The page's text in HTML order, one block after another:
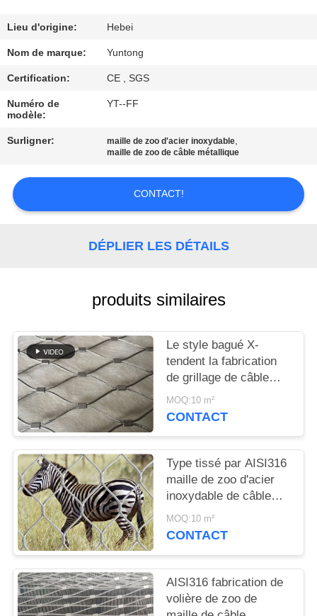
DE
QUALITÉ
CONTACTEZ-
NOUS
DEMANDEZ
DU
SITE
POLITIQUE
DE
CONFIDENTIALITÉ
Lieu d'origine: Hebei
Nom de marque: Yuntong
Certification: CE , SGS
Numéro de
modèle:
YT--FF
Surligner: maille de zoo d'acier inoxydable,
maille de zoo de câble métallique
CONTACT!
DÉPLIER LES DÉTAILS
produits similaires
Le style bagué X-
tendent la fabrication
de grillage de câble
d'acier inoxydable pour
la rupture de zoo
MOQ:10 m²
CONTACT
Type tissé par AISI316
maille de zoo d'acier
inoxydable de câble
métallique/clôture
animale de clôture
MOQ:10 m²
CONTACT
AISI316 fabrication de
volière de zoo de